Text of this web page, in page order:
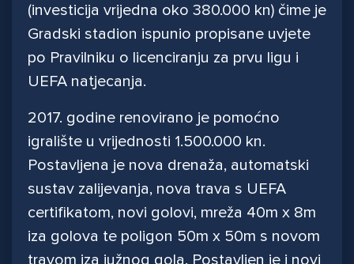
(investicija vrijedna oko 380.000 kn) čime je
Gradski stadion ispunio propisane uvjete
po Pravilniku o licenciranju za prvu ligu i
UEFA natjecanja.
2017. godine renovirano je pomoćno
igralište u vrijednosti 1.500.000 kn.
Postavljena je nova drenaža, automatski
sustav zalijevanja, nova trava s UEFA
certifikatom, novi golovi, mreža 40m x 8m
iza golova te poligon 50m x 50m s novom